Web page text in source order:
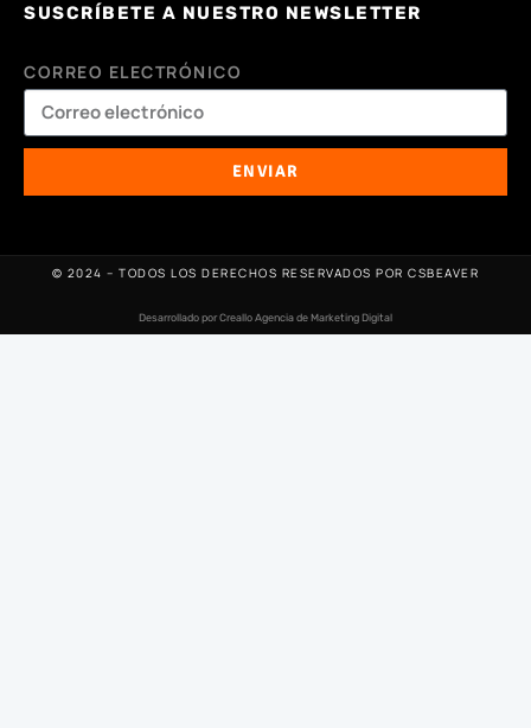
SUSCRÍBETE A NUESTRO NEWSLETTER
CORREO ELECTRÓNICO
ENVIAR
© 2024 – TODOS LOS DERECHOS RESERVADOS POR CSBEAVER
Desarrollado por Creallo Agencia de Marketing Digital